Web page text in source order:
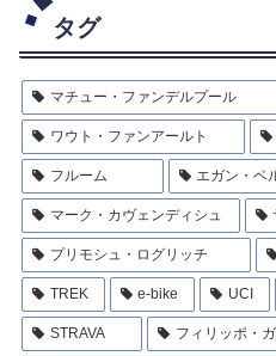
タグ
マチュー・ファンデルプール
ワウト・ファンアールト
フルーム エガン・ベ
マーク・カヴェンディシュ
プリモシュ・ログリッチ
TREK e-bike UCI
STRAVA フィリッポ・